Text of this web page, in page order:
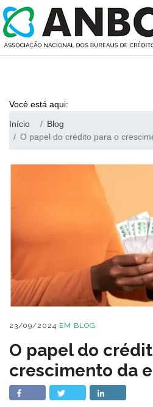
Você está aqui:
Início
Blog
O papel do crédito para o
23/09/2024 EM BLOG
O papel do
crescimento da